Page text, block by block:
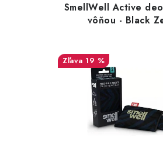
SmellWell Active
vôňou - Black
19 %